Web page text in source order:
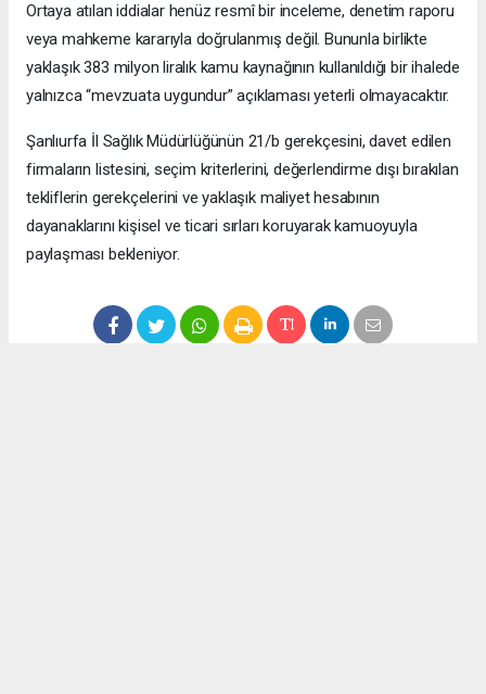
Ortaya atılan iddialar henüz resmî bir inceleme, denetim raporu
veya mahkeme kararıyla doğrulanmış değil. Bununla birlikte
yaklaşık 383 milyon liralık kamu kaynağının kullanıldığı bir ihalede
yalnızca “mevzuata uygundur” açıklaması yeterli olmayacaktır.
Şanlıurfa İl Sağlık Müdürlüğünün 21/b gerekçesini, davet edilen
firmaların listesini, seçim kriterlerini, değerlendirme dışı bırakılan
tekliflerin gerekçelerini ve yaklaşık maliyet hesabının
dayanaklarını kişisel ve ticari sırları koruyarak kamuoyuyla
paylaşması bekleniyor.